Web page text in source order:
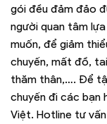
gói đều đảm đảo
người quan tâm
muốn, để giảm
chuyến, mất đồ,
thăm thân,…. Để
chuyến đi các bạn
Việt. Hotline tư vấn